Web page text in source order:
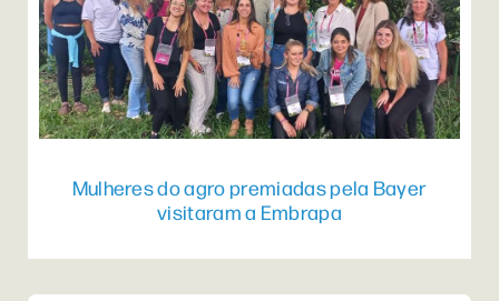
Mulheres do agro premiadas pela Bayer
visitaram a Embrapa